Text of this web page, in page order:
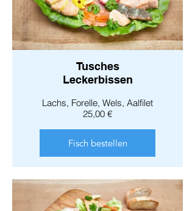
Tusches
Leckerbissen
Lachs, Forelle, Wels, Aalfilet
25,00 €
Fisch bestellen